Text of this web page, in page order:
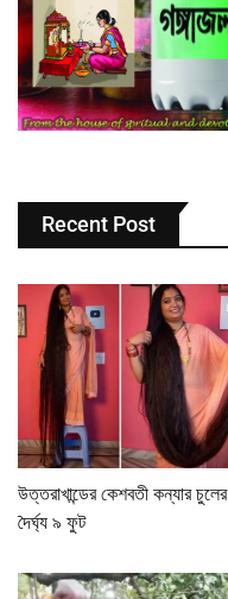
Recent Post
উত্তরাখান্ডের কেশবতী কন্যার চুলের
দৈর্ঘ্য ৯ ফুট